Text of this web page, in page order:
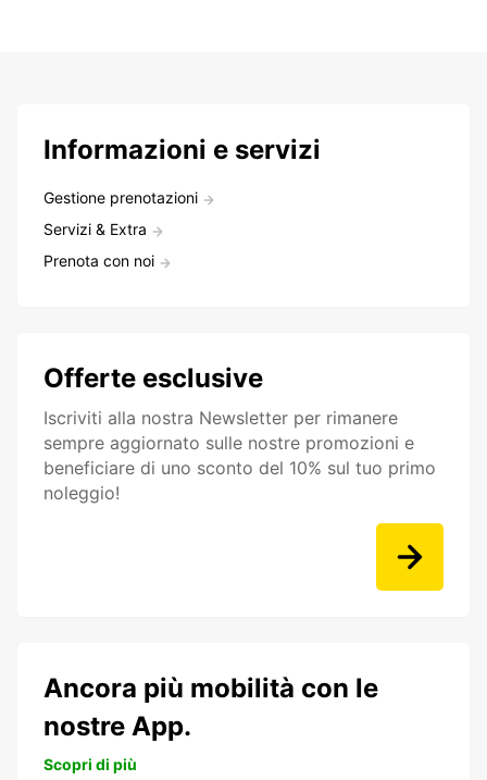
Informazioni e servizi
Gestione prenotazioni
Servizi & Extra
Prenota con noi
Offerte esclusive
Iscriviti alla nostra Newsletter per rimanere
sempre aggiornato sulle nostre promozioni e
beneficiare di uno sconto del 10% sul tuo primo
noleggio!
Ancora più mobilità con le
nostre App.
Scopri di più